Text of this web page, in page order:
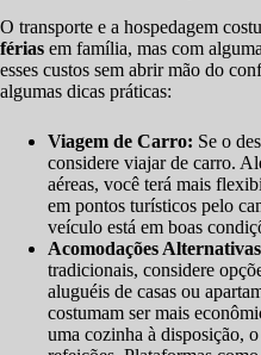
O transporte e a hospedagem
férias em família, mas com
esses custos sem abrir mão do
algumas dicas práticas:
Viagem de Carro: Se o
considere viajar de carro.
aéreas, você terá mais
em pontos turísticos pelo
veículo está em boas
Acomodações
tradicionais, considere
aluguéis de casas ou
costumam ser mais
uma cozinha à disposição,